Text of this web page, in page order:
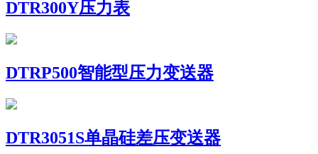
DTR300Y压力表
DTRP500智能型压力变送器
DTR3051S单晶硅差压变送器